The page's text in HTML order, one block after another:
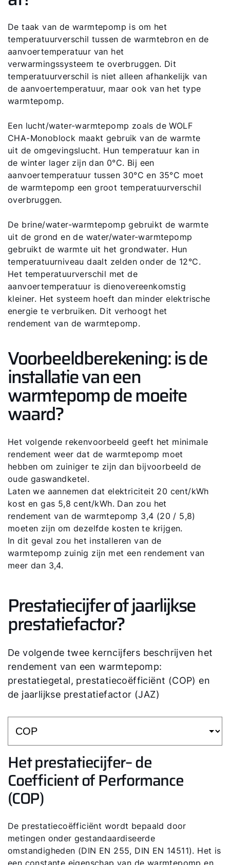
De taak van de warmtepomp is om het
temperatuurverschil tussen de warmtebron en de
aanvoertemperatuur van het
verwarmingssysteem te overbruggen. Dit
temperatuurverschil is niet alleen afhankelijk van
de aanvoertemperatuur, maar ook van het type
warmtepomp.
Een lucht/water-warmtepomp zoals de WOLF
CHA-Monoblock maakt gebruik van de warmte
uit de omgevingslucht. Hun temperatuur kan in
de winter lager zijn dan 0°C. Bij een
aanvoertemperatuur tussen 30°C en 35°C moet
de warmtepomp een groot temperatuurverschil
overbruggen.
De brine/water-warmtepomp gebruikt de warmte
uit de grond en de water/water-warmtepomp
gebruikt de warmte uit het grondwater. Hun
temperatuurniveau daalt zelden onder de 12°C.
Het temperatuurverschil met de
aanvoertemperatuur is dienovereenkomstig
kleiner. Het systeem hoeft dan minder elektrische
energie te verbruiken. Dit verhoogt het
rendement van de warmtepomp.
Voorbeeldberekening: is de
installatie van een
warmtepomp de moeite
waard?
Het volgende rekenvoorbeeld geeft het minimale
rendement weer dat de warmtepomp moet
hebben om zuiniger te zijn dan bijvoorbeeld de
oude gaswandketel.
Laten we aannemen dat elektriciteit 20 cent/kWh
kost en gas 5,8 cent/kWh. Dan zou het
rendement van de warmtepomp 3,4 (20 / 5,8)
moeten zijn om dezelfde kosten te krijgen.
In dit geval zou het installeren van de
warmtepomp zuinig zijn met een rendement van
meer dan 3,4.
Prestatiecijfer of jaarlijkse
prestatiefactor?
De volgende twee kerncijfers beschrijven het
rendement van een warmtepomp:
prestatiegetal, prestatiecoëfficiënt (COP) en
de jaarlijkse prestatiefactor (JAZ)
Het prestatiecijfer– de
Coefficient of Performance
(COP)
De prestatiecoëfficiënt wordt bepaald door
metingen onder gestandaardiseerde
omstandigheden (DIN EN 255, DIN EN 14511). Het is
een constante eigenschap van de warmtepomp en
Hallo!
Ik ben professional
Adresgegevens
Ook interessant?